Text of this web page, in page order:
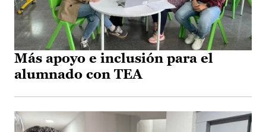
Más apoyo e inclusión para el
alumnado con TEA